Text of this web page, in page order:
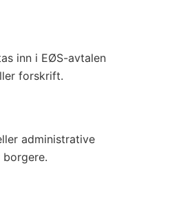
inn i EØS-avtalen
forskrift.
administrative